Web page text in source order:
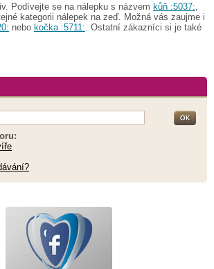
Podívejte se na nálepku s názvem kůň :5037:
kategorii nálepek na zeď. Možná vás zaujme i
nebo kočka :5711: . Ostatní zákazníci si je také